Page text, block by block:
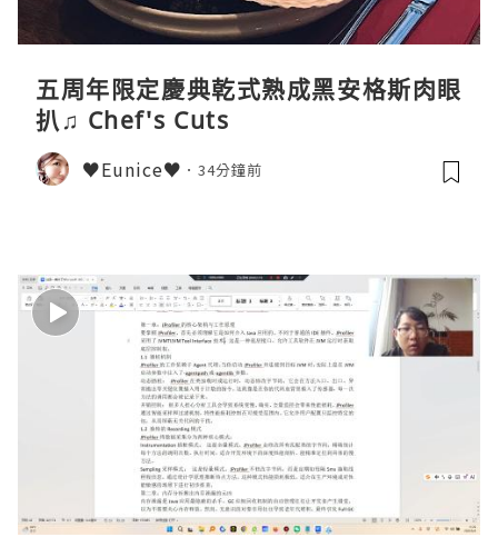
五周年限定慶典乾式熟成黑安格斯肉眼
扒♫ Chef's Cuts
♥Eunice♥ 34分鐘前